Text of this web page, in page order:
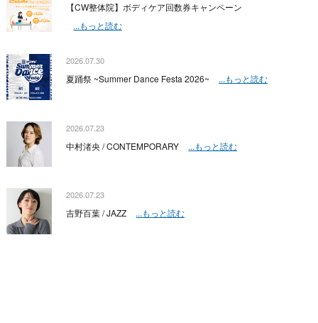
【CW整体院】ボディケア回数券キャンペーン
...もっと読む
2026.07.30
夏踊祭 ~Summer Dance Festa 2026~ ...もっと読む
2026.07.23
中村渚央 / CONTEMPORARY ...もっと読む
2026.07.23
吉野百葉 / JAZZ ...もっと読む